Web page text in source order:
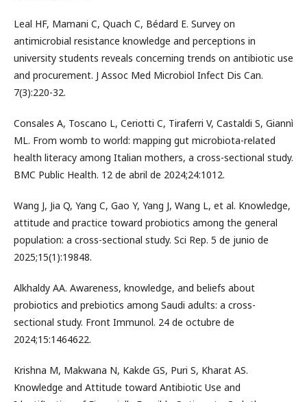
Leal HF, Mamani C, Quach C, Bédard E. Survey on
antimicrobial resistance knowledge and perceptions in
university students reveals concerning trends on antibiotic use
and procurement. J Assoc Med Microbiol Infect Dis Can.
7(3):220-32.
Consales A, Toscano L, Ceriotti C, Tiraferri V, Castaldi S, Giannì
ML. From womb to world: mapping gut microbiota-related
health literacy among Italian mothers, a cross-sectional study.
BMC Public Health. 12 de abril de 2024;24:1012.
Wang J, Jia Q, Yang C, Gao Y, Yang J, Wang L, et al. Knowledge,
attitude and practice toward probiotics among the general
population: a cross-sectional study. Sci Rep. 5 de junio de
2025;15(1):19848.
Alkhaldy AA. Awareness, knowledge, and beliefs about
probiotics and prebiotics among Saudi adults: a cross-
sectional study. Front Immunol. 24 de octubre de
2024;15:1464622.
Krishna M, Makwana N, Kakde GS, Puri S, Kharat AS.
Knowledge and Attitude toward Antibiotic Use and